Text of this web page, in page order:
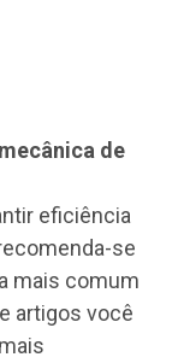
de
eficiência
se
mais comum
artigos você